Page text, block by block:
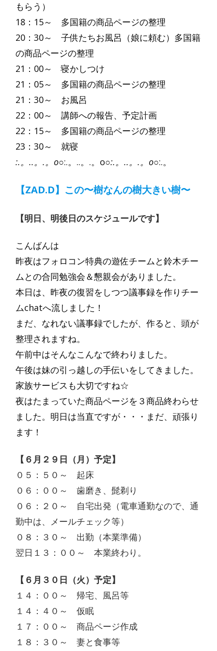
もらう）
18：15～ 多国籍の商品ページの整理
20：30～ 子供たちお風呂（娘に頼む）多国籍
の商品ページの整理
21：00～ 寝かしつけ
21：05～ 多国籍の商品ページの整理
21：30～ お風呂
22：00～ 講師への報告、予定計画
22：15～ 多国籍の商品ページの整理
23：30～ 就寝
:.。..。.。o○:.。..。.。o○:.。..。.。o○:.。
【ZAD.D】この〜樹なんの樹大きい樹〜
【明日、明後日のスケジュールです】
こんばんは
昨夜はフォロコン特典の遊佐チームと鈴木チー
ムとの合同勉強会＆懇親会がありました。
本日は、昨夜の復習をしつつ議事録を作りチー
ムchatへ流しました！
まだ、なれない議事録でしたが、作ると、頭が
整理されますね。
午前中はそんなこんなで終わりました。
午後は妹の引っ越しの手伝いをしてきました。
家族サービスも大切ですね☆
夜はたまっていた商品ページを３商品終わらせ
ました。明日は当直ですが・・・まだ、頑張り
ます！
【６月２９日（月）予定】
０５：５０～ 起床
０６：００～ 歯磨き、髭剃り
０６：２０～ 自宅出発（電車通勤なので、通
勤中は、メールチェック等）
０８：３０～ 出勤（本業準備）
翌日１３：００～ 本業終わり。
【６月３０日（火）予定】
１４：００～ 帰宅、風呂等
１４：４０～ 仮眠
１７：００～ 商品ページ作成
１８：３０～ 妻と食事等